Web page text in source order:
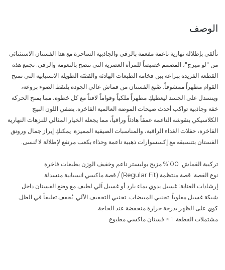
الوصف
تألقي بإطلالة نهارية ناعمة مفعمة بالرقي والجاذبية الساحرة مع هذا الفستان الاستثنائي
من "لو ميرج"، المصمم خصيصاً للمرأة العصرية التي تنضح بالنعومة والرقي. تجمع هذه
القطعة الفريدة ببراعة بين فخامة الطبعات الهادئة والقصّة الطويلة الانسيابية التي تمنح
القوام مظهراً ممشوقاً. صُنع الفستان من قماش عالي الجودة يلتقط الضوء بروعة،
وينسدل على الجسد ليعطيكِ مظهراً ملكياً وقواماً لافتاً مع كل خطوة، مما يمنح الحركة
خفة وجاذبية تواكب أحدث صيحات الموضة العالمية الفاخرة. يضفي اللون البيج
الكلاسيكي بنقوشه الناعمة عمقاً هادئاً وراقياً، مما يجعله الخيار المثالي للنزهات النهارية
الفاخرة، حفلات الغداء الراقية، والمناسبات الصيفية المميزة. يمكنكِ إبراز جمال ورونق
الفستان بتنسيقه مع إكسسوارات ذهبية ناعمة وحذاء بكعب مرتفع لإطلالة لا تُنسى.
تركيبة القماش: 100% مزيج بوليستر ناعم وخفيف الوزن بطبعات فاخرة
نوع القصة: قصة منتظمة (Regular Fit) / قصة ماكسي انسيابية منسدلة
إرشادات العناية: غسيل يدوي بماء بارد أو غسيل آلي لطيف مع وضع الفستان داخل
شبكة غسيل مقلوباً. تجنبي المبيضات. تجنبي التجفيف الآلي. يُجفف تعليقاً في الظل.
كوي على الظهر بدرجة حرارة منخفضة عند الحاجة.
مشتملات القطعة: 1 × فستان ماكسي مطبوع